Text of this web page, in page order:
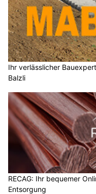
Ihr verlässlicher
Balzli
RECAG: Ihr bequemer
Entsorgung